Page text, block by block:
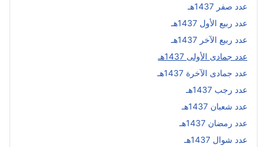
عدد صفر 1437هـ
عدد ربيع الأول 1437هـ
عدد ربيع الآخر 1437هـ
عدد جمادى الأولى 1437هـ
عدد جمادى الآخرة 1437هـ
عدد رجب 1437هـ
عدد شعبان 1437هـ
عدد رمضان 1437هـ
عدد شوال 1437هـ